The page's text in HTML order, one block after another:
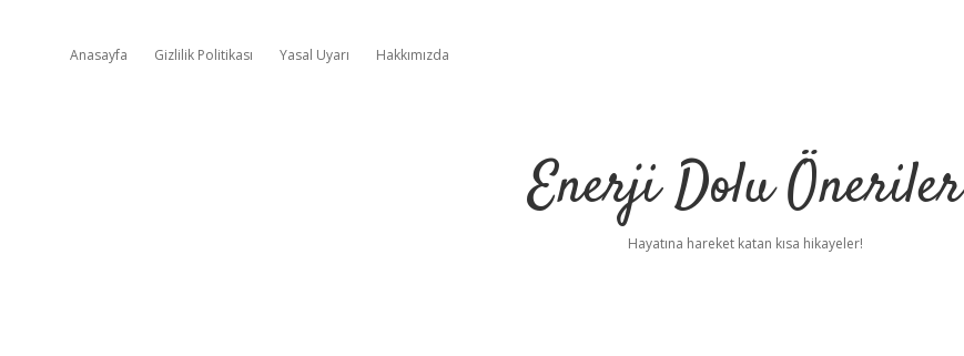
Anasayfa Gizlilik Politikası Yasal Uyarı Hakkımızda
Enerji Dolu Öneriler
Hayatına hareket katan kısa hikayeler!